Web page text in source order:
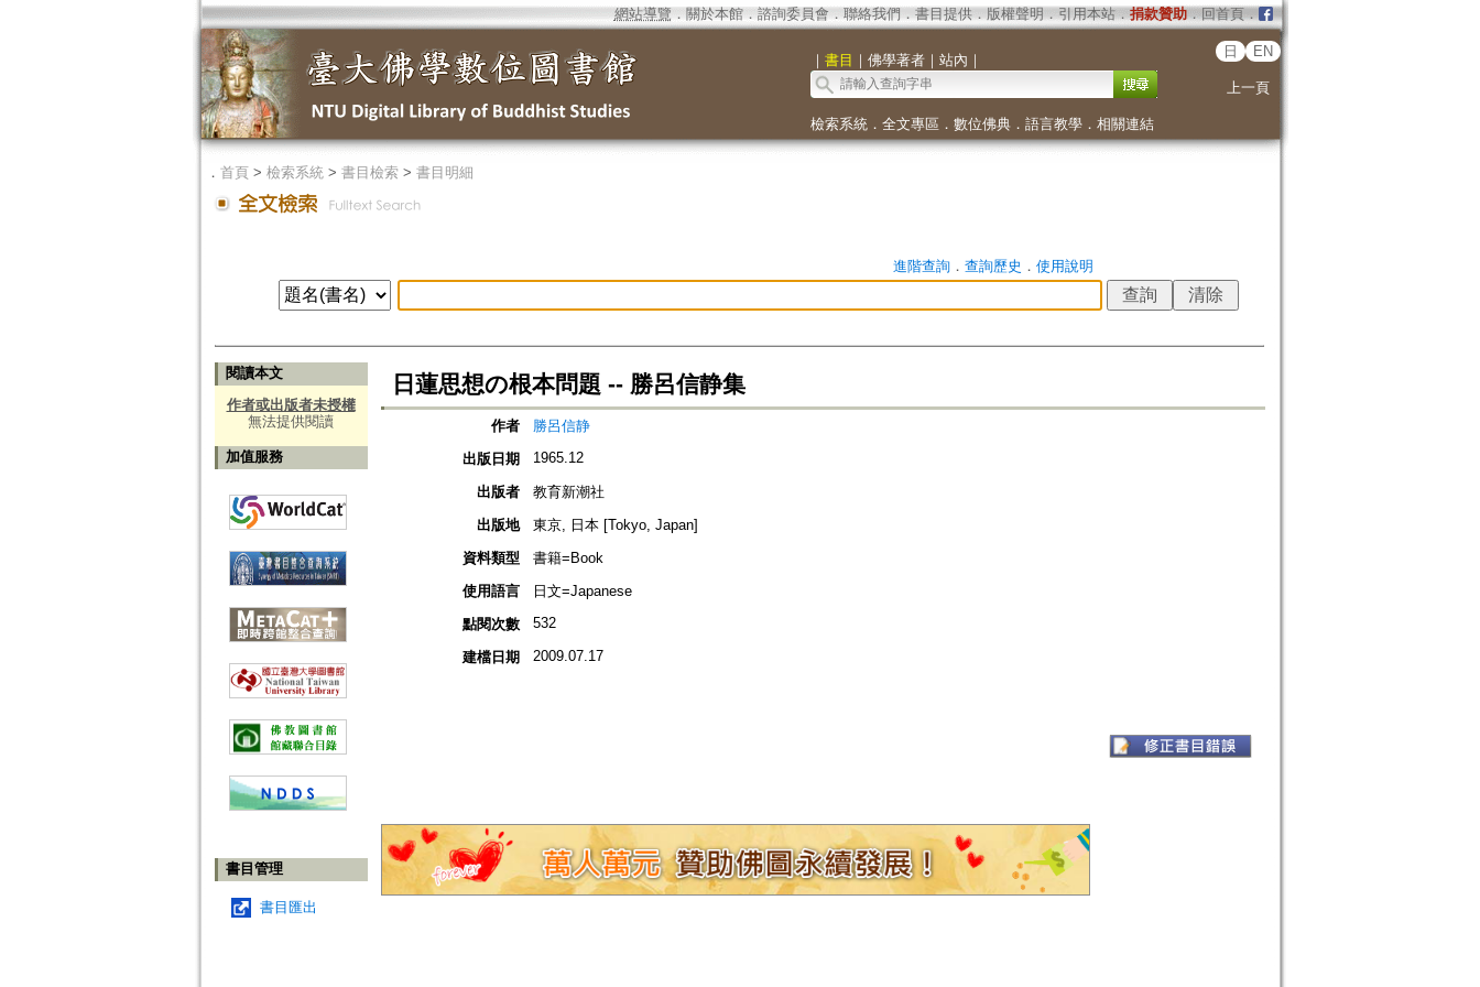
網站導覽 ． 關於本館． 諮詢委員會． 聯絡我們 ． 書目提供． 版權聲明 ． 引用本站． 捐款贊助．回首頁．
｜ 書目 ｜ 佛學著者｜ 站內 ｜
日 EN
上一頁
檢索系統． 全文專區 ． 數位佛典． 語言教學． 相關連結
． 首頁> 檢索系統> 書目檢索> 書目明細
進階查詢． 查詢歷史 ． 使用說明
閱讀本文
作者或出版者未授權
無法提供閱讀
加值服務
書目管理
書目匯出
日蓮思想の根本問題 -- 勝呂信静集
作者
勝呂信静
出版日期
1965.12
出版者
教育新潮社
出版地
東京, 日本 [Tokyo, Japan]
資料類型
書籍=Book
使用語言
日文=Japanese
點閱次數
532
建檔日期 2009.07.17